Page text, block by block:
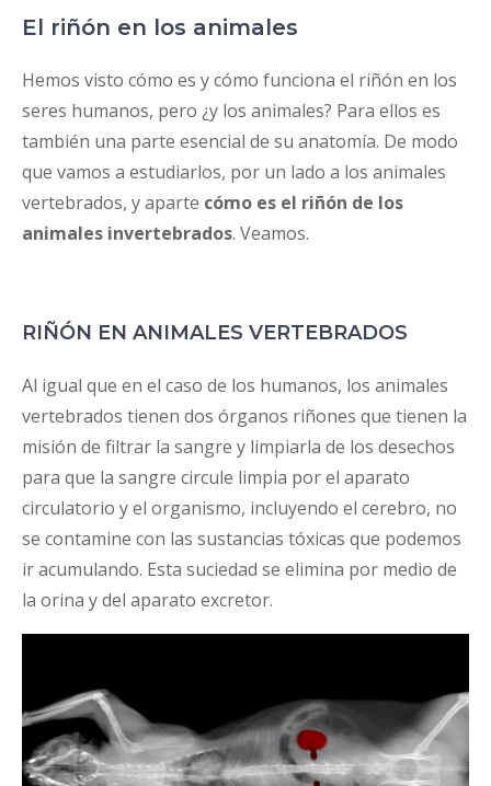
El riñón en los animales
Hemos visto cómo es y cómo funciona el riñón en los
seres humanos, pero ¿y los animales? Para ellos es
también una parte esencial de su anatomía. De modo
que vamos a estudiarlos, por un lado a los animales
vertebrados, y aparte cómo es el riñón de los
animales invertebrados. Veamos.
RIÑÓN EN ANIMALES VERTEBRADOS
Al igual que en el caso de los humanos, los animales
vertebrados tienen dos órganos riñones que tienen la
misión de filtrar la sangre y limpiarla de los desechos
para que la sangre circule limpia por el aparato
circulatorio y el organismo, incluyendo el cerebro, no
se contamine con las sustancias tóxicas que podemos
ir acumulando. Esta suciedad se elimina por medio de
la orina y del aparato excretor.